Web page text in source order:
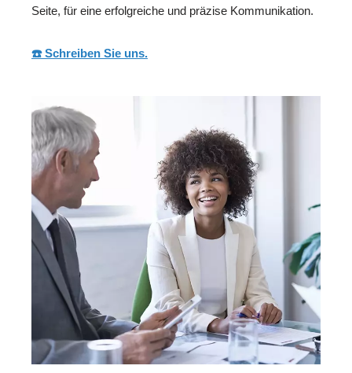
Seite, für eine erfolgreiche und präzise Kommunikation.
☎️ Schreiben Sie uns.